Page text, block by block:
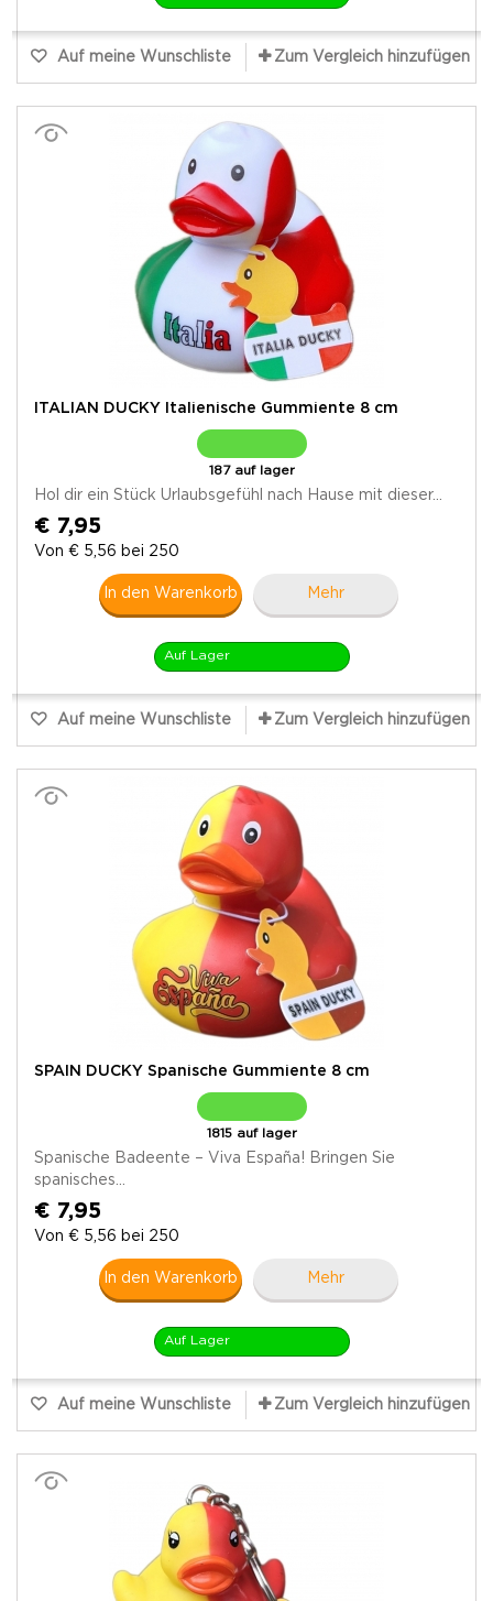
Auf meine Wunschliste Zum Vergleich hinzufügen
ITALIAN DUCKY Italienische Gummiente 8 cm
187 auf lager
Hol dir ein Stück Urlaubsgefühl nach Hause mit dieser...
€ 7,95
Von € 5,56 bei 250
In den Warenkorb Mehr
Auf Lager
Auf meine Wunschliste Zum Vergleich hinzufügen
SPAIN DUCKY Spanische Gummiente 8 cm
1815 auf lager
Spanische Badeente – Viva España! Bringen Sie
spanisches...
€ 7,95
Von € 5,56 bei 250
In den Warenkorb Mehr
Auf Lager
Auf meine Wunschliste Zum Vergleich hinzufügen